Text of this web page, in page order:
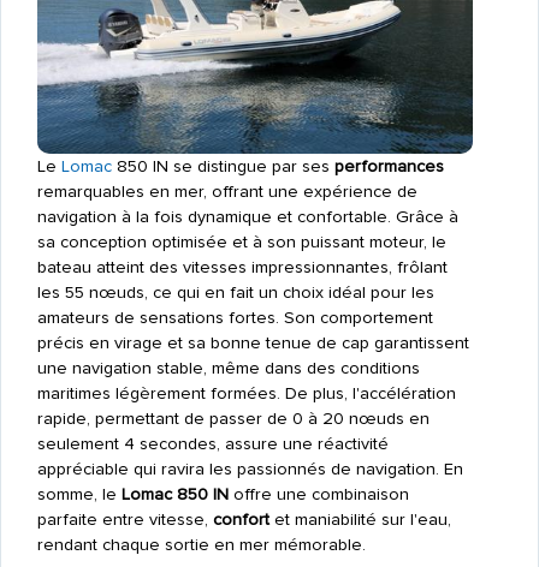
Le Lomac850 IN se distingue par ses performances
remarquables en mer, offrant une expérience de
navigation à la fois dynamique et confortable. Grâce à
sa conception optimisée et à son puissant moteur, le
bateau atteint des vitesses impressionnantes, frôlant
les 55 nœuds, ce qui en fait un choix idéal pour les
amateurs de sensations fortes. Son comportement
précis en virage et sa bonne tenue de cap garantissent
une navigation stable, même dans des conditions
maritimes légèrement formées. De plus, l'accélération
rapide, permettant de passer de 0 à 20 nœuds en
seulement 4 secondes, assure une réactivité
appréciable qui ravira les passionnés de navigation. En
somme, le Lomac 850 INoffre une combinaison
parfaite entre vitesse, confortet maniabilité sur l'eau,
rendant chaque sortie en mer mémorable.